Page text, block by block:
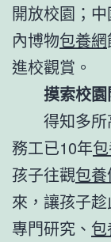
開放校園；
內博物包養網
進校觀賞。
摸索校
得知多
務工已10年
孩子往觀包
來，讓孩子
專門研究、